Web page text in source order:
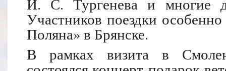
И. С. Тургенева и многие
Участников поездки
Поляна» в Брянске.
В рамках визита в